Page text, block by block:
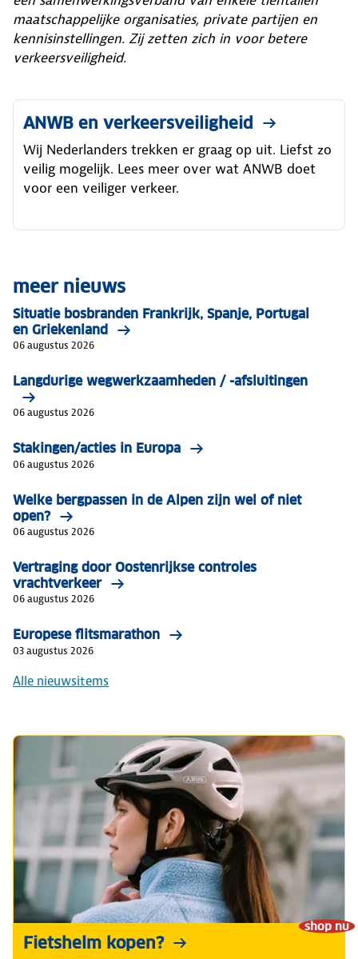
maatschappelijke organisaties, private partijen en
kennisinstellingen. Zij zetten zich in voor betere
verkeersveiligheid.
ANWB en verkeersveiligheid
Wij Nederlanders trekken er graag op uit. Liefst zo
veilig mogelijk. Lees meer over wat ANWB doet
voor een veiliger verkeer.
meer nieuws
Situatie bosbranden Frankrijk, Spanje, Portugal
en Griekenland
06 augustus 2026
Langdurige wegwerkzaamheden / -afsluitingen
06 augustus 2026
Stakingen/acties in Europa
06 augustus 2026
Welke bergpassen in de Alpen zijn wel of niet
open?
06 augustus 2026
Vertraging door Oostenrijkse controles
vrachtverkeer
06 augustus 2026
Europese flitsmarathon
03 augustus 2026
Alle nieuwsitems
shop nu
Fietshelm kopen?